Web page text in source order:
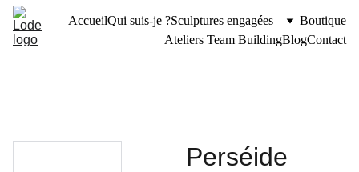
AccueilQui suis-je ?Sculptures engagées
Boutique
Ateliers Team BuildingBlogContact
Perséide